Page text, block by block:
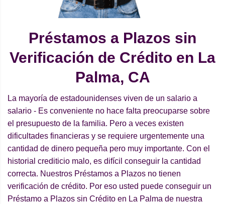
Préstamos a Plazos sin
Verificación de Crédito en La
Palma, CA
La mayoría de estadounidenses viven de un salario a
salario - Es conveniente no hace falta preocuparse sobre
el presupuesto de la familia. Pero a veces existen
dificultades financieras y se requiere urgentemente una
cantidad de dinero pequeña pero muy importante. Con el
historial crediticio malo, es difícil conseguir la cantidad
correcta. Nuestros Préstamos a Plazos no tienen
verificación de crédito. Por eso usted puede conseguir un
Préstamo a Plazos sin Crédito en La Palma de nuestra